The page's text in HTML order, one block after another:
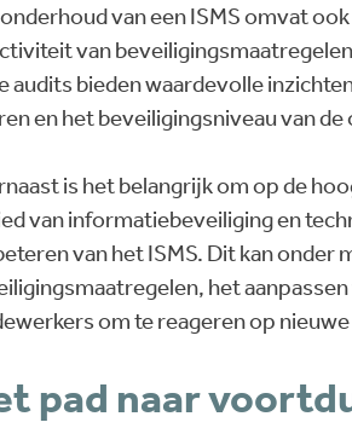
van een ISMS omvat
van
audits bieden waardevolle
en het beveiligingsniveau van
is het belangrijk om op de
van informatiebeveiliging en
van het ISMS. Dit kan onder
het
om te reageren op
pad naar